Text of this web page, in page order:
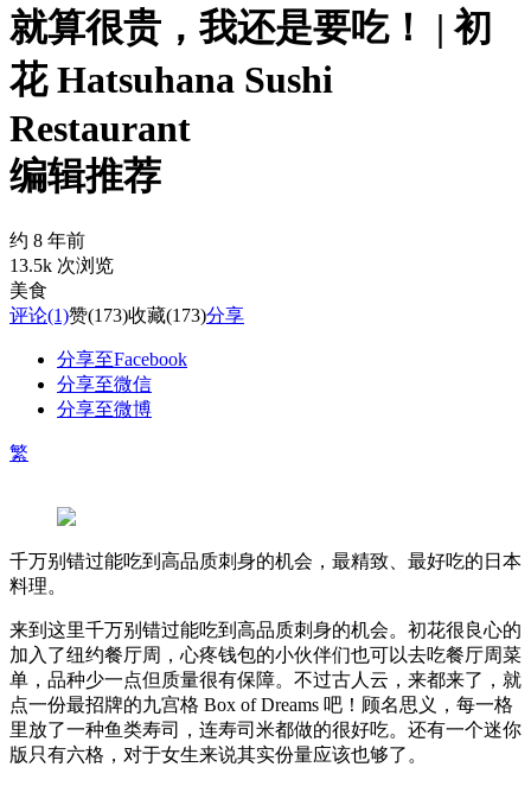
就算很贵，我还是要吃！ | 初
花 Hatsuhana Sushi
Restaurant
编辑推荐
约 8 年前
13.5k 次浏览
美食
评论(1)赞(173)收藏(173)分享
分享至Facebook
分享至微信
分享至微博
繁
千万别错过能吃到高品质刺身的机会，最精致、最好吃的日本
料理。
来到这里千万别错过能吃到高品质刺身的机会。初花很良心的
加入了纽约餐厅周，心疼钱包的小伙伴们也可以去吃餐厅周菜
单，品种少一点但质量很有保障。不过古人云，来都来了，就
点一份最招牌的九宫格 Box of Dreams 吧！顾名思义，每一格
里放了一种鱼类寿司，连寿司米都做的很好吃。还有一个迷你
版只有六格，对于女生来说其实份量应该也够了。